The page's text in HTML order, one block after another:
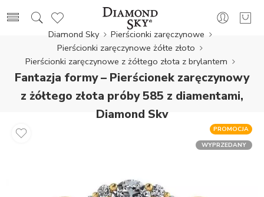
Diamond Sky
Pierścionki zaręczynowe
Pierścionki zaręczynowe żółte złoto
Pierścionki zaręczynowe z żółtego złota z brylantem
Fantazja formy – Pierścionek zaręczynowy
z żółtego złota próby 585 z diamentami,
Diamond Sky
PROMOCJA
WYPRZEDANY